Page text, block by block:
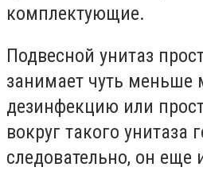
комплектующие.
Подвесной унитаз
занимает чуть меньше
дезинфекцию или
вокруг такого унитаза
следовательно, он еще